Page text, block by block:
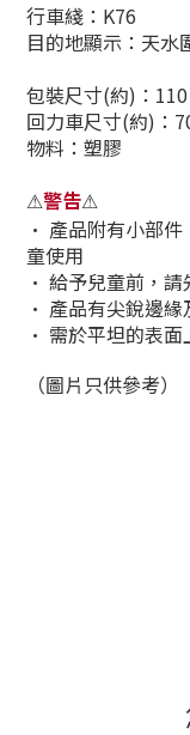
行車綫：K76
目的地顯示：天水
包裝尺寸(約)：
回力車尺寸(約)：
物料：塑膠
⚠警告⚠
• 產品附有小部
童使用
• 給予兒童前，
• 產品有尖銳邊
• 需於平坦的表
（圖片只供參考）